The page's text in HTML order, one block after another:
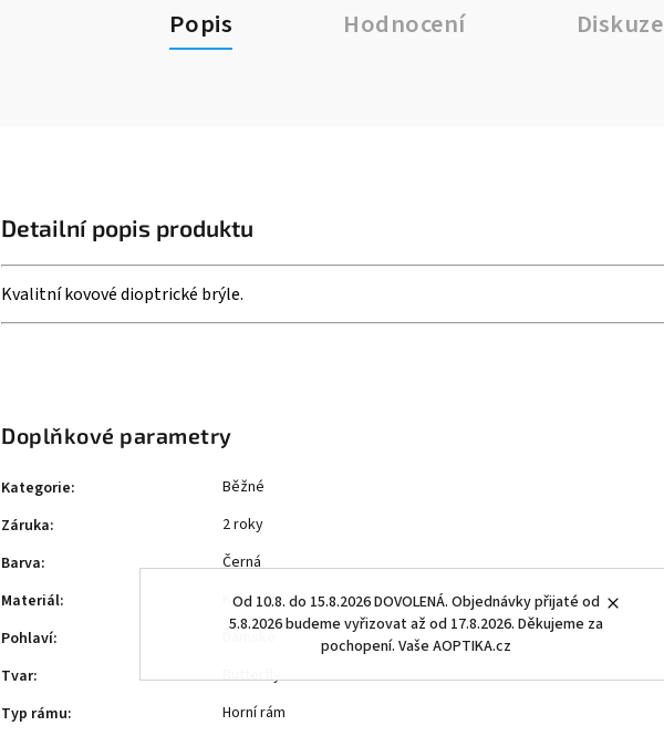
Od 10.8. do 15.8.2026 DOVOLENÁ. Objednávky přijaté od
5.8.2026 budeme vyřizovat až od 17.8.2026. Děkujeme za
pochopení. Vaše AOPTIKA.cz
Popis Hodnocení Diskuze
Detailní popis produktu
Kvalitní kovové dioptrické brýle.
Doplňkové parametry
Kategorie:
Běžné
Záruka:
2 roky
Barva:
Černá
Materiál:
Kov
Pohlaví:
Tvar:
Butterfly
Typ rámu:
Horní rám